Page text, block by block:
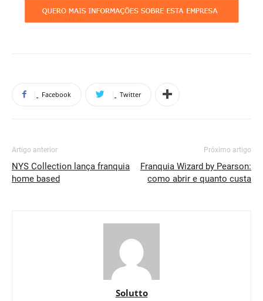
Facebook Twitter
Artigo anterior
NYS Collection lança franquia
home based
Próximo artigo
Franquia Wizard by Pearson:
como abrir e quanto custa
Solutto